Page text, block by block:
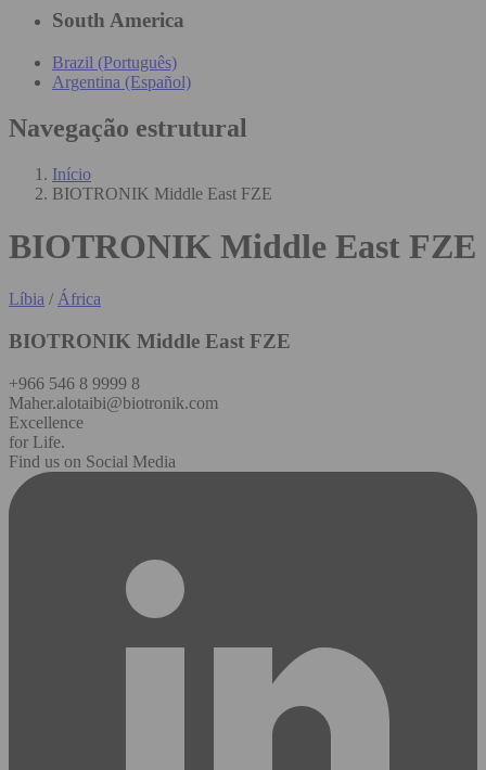
South America
Brazil (Português)
Argentina (Español)
Navegação estrutural
Início
BIOTRONIK Middle East FZE
BIOTRONIK Middle East FZE
Líbia / África
BIOTRONIK Middle East FZE
+966 546 8 9999 8
Maher.alotaibi@biotronik.com
Excellence
for Life.
Find us on Social Media